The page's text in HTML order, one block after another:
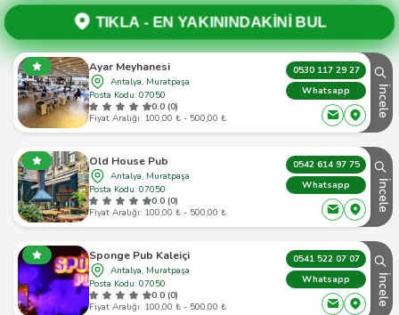
TIKLA -EN YAKININDAKİNİ BUL
Ayar Meyhanesi
Antalya, Muratpaşa
Posta Kodu: 07050
0.0 (0)
Fiyat Aralığı: 100,00 ₺ - 500,00 ₺
0530 117 29 27
Whatsapp
İncele
Old House Pub
Antalya, Muratpaşa
Posta Kodu: 07050
0.0 (0)
Fiyat Aralığı: 100,00 ₺ - 500,00 ₺
0542 614 97 75
Whatsapp
İncele
Sponge Pub Kaleiçi
Antalya, Muratpaşa
Posta Kodu: 07050
0.0 (0)
Fiyat Aralığı: 100,00 ₺ - 500,00 ₺
0541 522 07 07
Whatsapp
İncele